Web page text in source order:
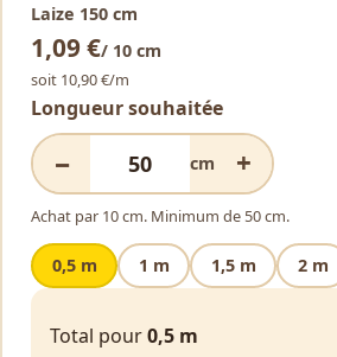
Laize 150 cm
1,09 €/ 10 cm
soit 10,90 €/m
Longueur souhaitée
− cm +
Achat par 10 cm. Minimum de 50 cm.
0,5 m 1 m 1,5 m 2 m
Total pour0,5 m
Alternative: